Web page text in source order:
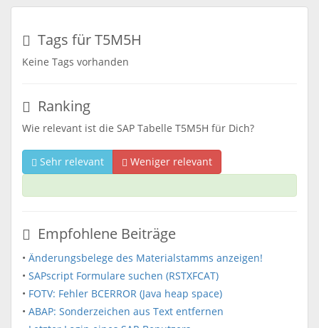
Tags für T5M5H
Keine Tags vorhanden
Ranking
Wie relevant ist die SAP Tabelle T5M5H für Dich?
Sehr relevant Weniger relevant
Empfohlene Beiträge
• Änderungsbelege des Materialstamms anzeigen!
• SAPscript Formulare suchen (RSTXFCAT)
• FOTV: Fehler BCERROR (Java heap space)
• ABAP: Sonderzeichen aus Text entfernen